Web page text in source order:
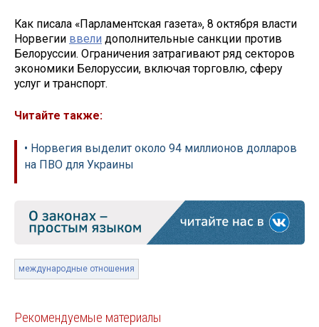
Как писала «Парламентская газета», 8 октября власти
Норвегии ввели дополнительные санкции против
Белоруссии. Ограничения затрагивают ряд секторов
экономики Белоруссии, включая торговлю, сферу
услуг и транспорт.
Читайте также:
• Норвегия выделит около 94 миллионов долларов
на ПВО для Украины
международные отношения
Рекомендуемые материалы